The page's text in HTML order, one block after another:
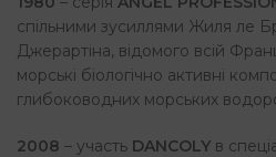
спільними зусиллями Жиля ле
Джерартіна, відомого всій
морські біологічно активні
глибоководних морських
2008 – участь DANCOLY в